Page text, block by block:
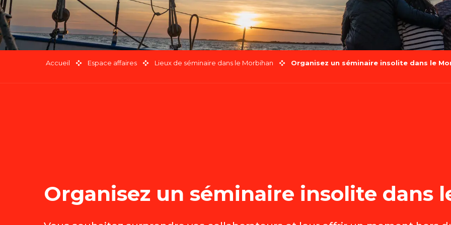
Accueil Espace affaires Lieux de séminaire dans le Morbihan Organisez un séminaire insolite dans le
Organisez un séminaire insolite dans